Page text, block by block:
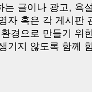
는 글이나 광고, 욕
자 혹은 각 게시판
경으로 만들기 위
기지 않도록 함께